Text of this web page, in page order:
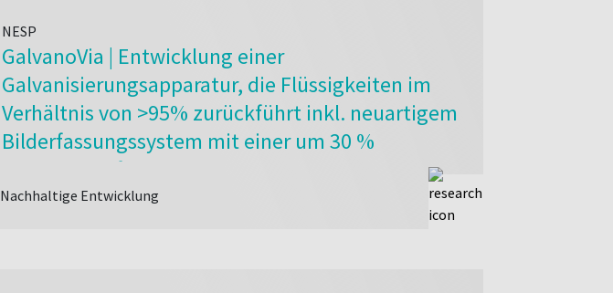
NESP
GalvanoVia | Entwicklung einer
Galvanisierungsapparatur, die Flüssigkeiten im
Verhältnis von >95% zurückführt inkl. neuartigem
Bilderfassungssystem mit einer um 30 %
erhöhten Auflösung und Holographie zur
Erhöhung der Fertigungspräzision auf
Nachhaltige Entwicklung